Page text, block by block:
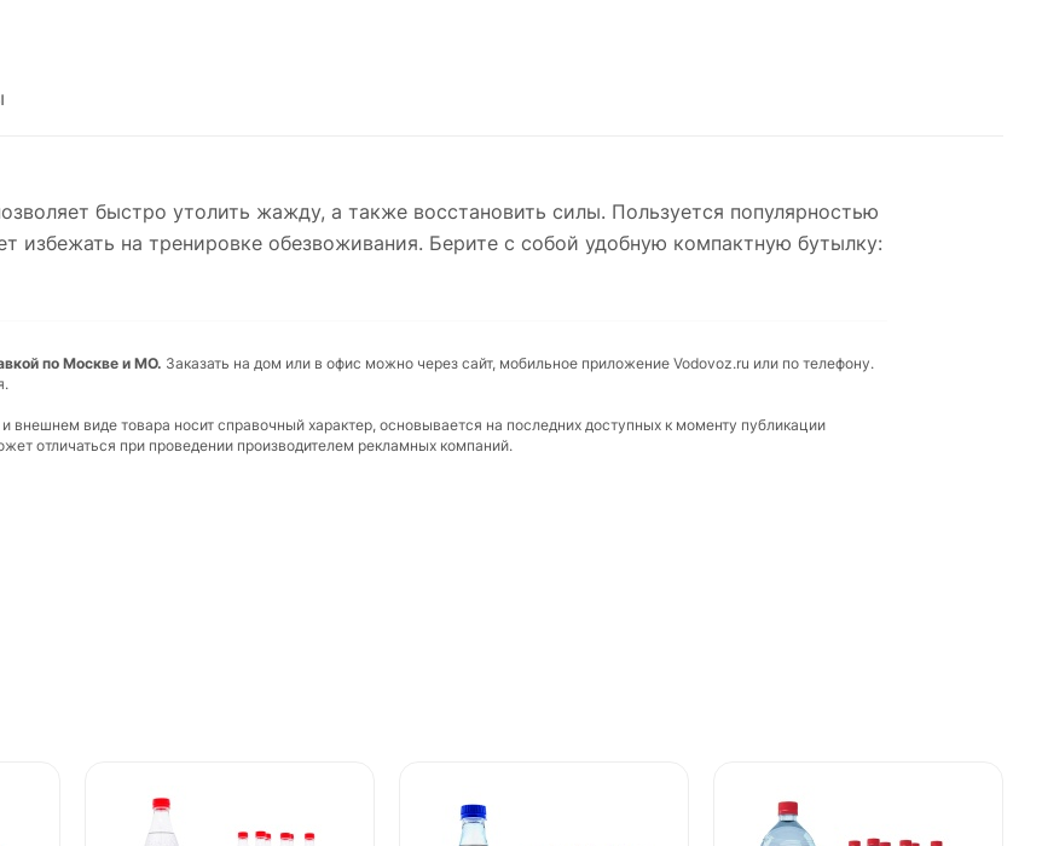
быстро утолить жажду, а также восстановить силы. Пользуется популярностью
избежать на тренировке обезвоживания. Берите с собой удобную компактную бутылку:
по Москве и МО. Заказать на дом или в офис можно через сайт, мобильное приложение Vodovoz.ru или по телефону.
внешнем виде товара носит справочный характер, основывается на последних доступных к моменту публикации
отличаться при проведении производителем рекламных компаний.